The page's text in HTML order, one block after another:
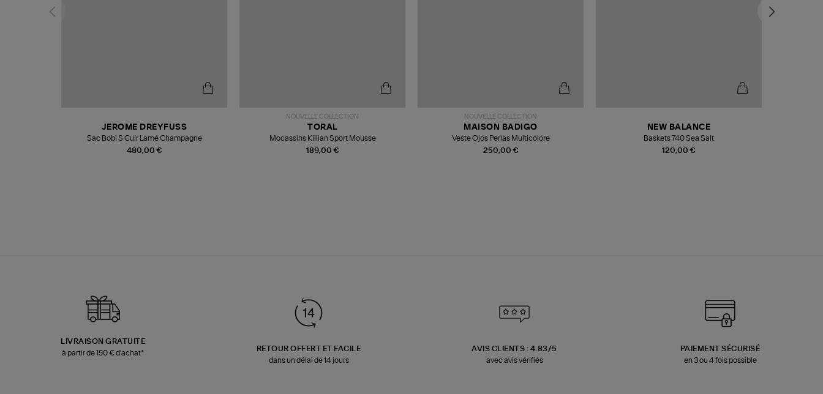
480,00 €
JEROME DREYFUSS
Sac Bobi S Cuir Lamé Champagne
NOUVELLE COLLECTION
189,00 €
TORAL
Mocassins Killian Sport Mousse
NOUVELLE COLLECTION
250,00 €
MAISON BADIGO
Veste Ojos Perlas Multicolore
120,00 €
NEW BALANCE
Baskets 740 Sea Salt
LIVRAISON GRATUITE
à partir de 150 € d'achat*
RETOUR OFFERT ET FACILE
dans un délai de 14 jours
AVIS CLIENTS : 4.83/5
avec avis vérifiés
PAIEMENT SÉCURISÉ
en 3 ou 4 fois possible